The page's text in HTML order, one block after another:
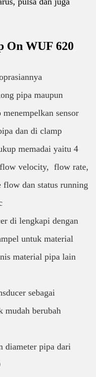
On WUF 620
pipa maupun
sensor
dan di clamp
memadai yaitu 4
velocity, flow rate,
dan status running
di lengkapi dengan
untuk material
material pipa lain
sebagai
mudah berubah
diameter pipa dari